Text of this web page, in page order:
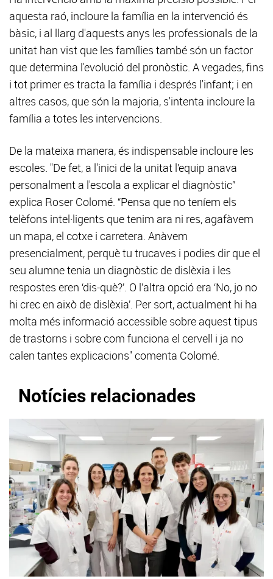
aquesta raó, incloure la família en la intervenció és
bàsic, i al llarg d'aquests anys les professionals de la
unitat han vist que les famílies també són un factor
que determina l'evolució del pronòstic. A vegades, fins
i tot primer es tracta la família i després l'infant; i en
altres casos, que són la majoria, s'intenta incloure la
família a totes les intervencions.
De la mateixa manera, és indispensable incloure les
escoles. "De fet, a l'inici de la unitat l’equip anava
personalment a l'escola a explicar el diagnòstic”
explica Roser Colomé. “Pensa que no teníem els
telèfons intel·ligents que tenim ara ni res, agafàvem
un mapa, el cotxe i carretera. Anàvem
presencialment, perquè tu trucaves i podies dir que el
seu alumne tenia un diagnòstic de dislèxia i les
respostes eren ‘dis-què?’. O l’altra opció era ‘No, jo no
hi crec en això de dislèxia’. Per sort, actualment hi ha
molta més informació accessible sobre aquest tipus
de trastorns i sobre com funciona el cervell i ja no
calen tantes explicacions" comenta Colomé.
Notícies relacionades